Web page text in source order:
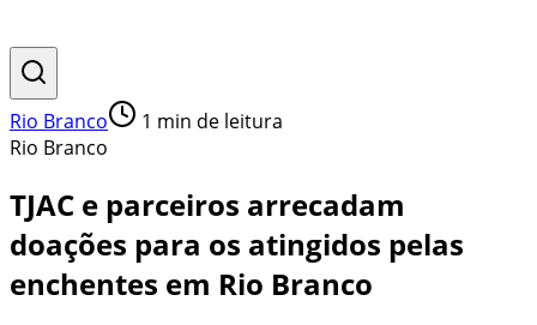
Rio Branco 1 min de leitura
Rio Branco
TJAC e parceiros arrecadam
doações para os atingidos pelas
enchentes em Rio Branco